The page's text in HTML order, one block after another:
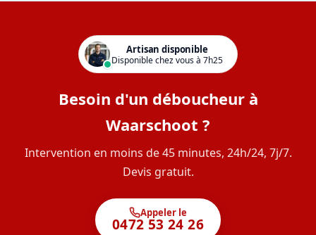
Artisan disponible
Disponible chez vous à 7h25
Besoin d'un déboucheur à
Waarschoot ?
Intervention en moins de 45 minutes, 24h/24, 7j/7.
Devis gratuit.
Appeler le
0472 53 24 26